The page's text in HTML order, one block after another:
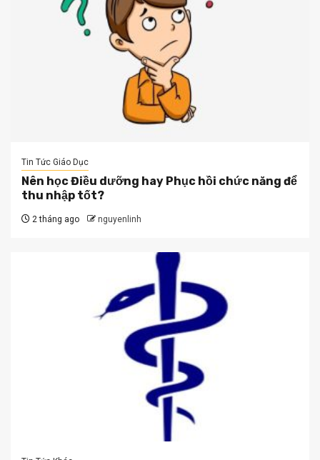
Tin Tức Giáo Dục
Nên học Điều dưỡng hay Phục hồi chức năng để
thu nhập tốt?
2 tháng ago nguyenlinh